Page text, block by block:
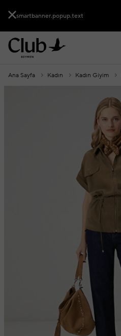
smartbanner.popup.text
Ana Sayfa Kadın Kadın Giyim